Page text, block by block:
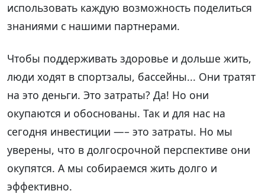
использовать каждую возможность поделиться
знаниями с нашими партнерами.
Чтобы поддерживать здоровье и дольше жить,
люди ходят в спортзалы, бассейны... Они тратят
на это деньги. Это затраты? Да! Но они
окупаются и обоснованы. Так и для нас на
сегодня инвестиции —– это затраты. Но мы
уверены, что в долгосрочной перспективе они
окупятся. А мы собираемся жить долго и
эффективно.